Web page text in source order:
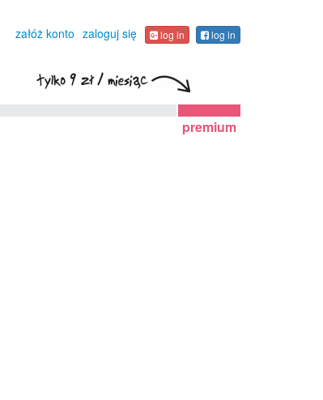
załóż konto zaloguj się log in log in
premium